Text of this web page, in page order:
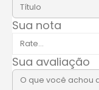
Sua nota
Sua avaliação